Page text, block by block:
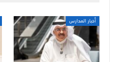
أخبار المدارس